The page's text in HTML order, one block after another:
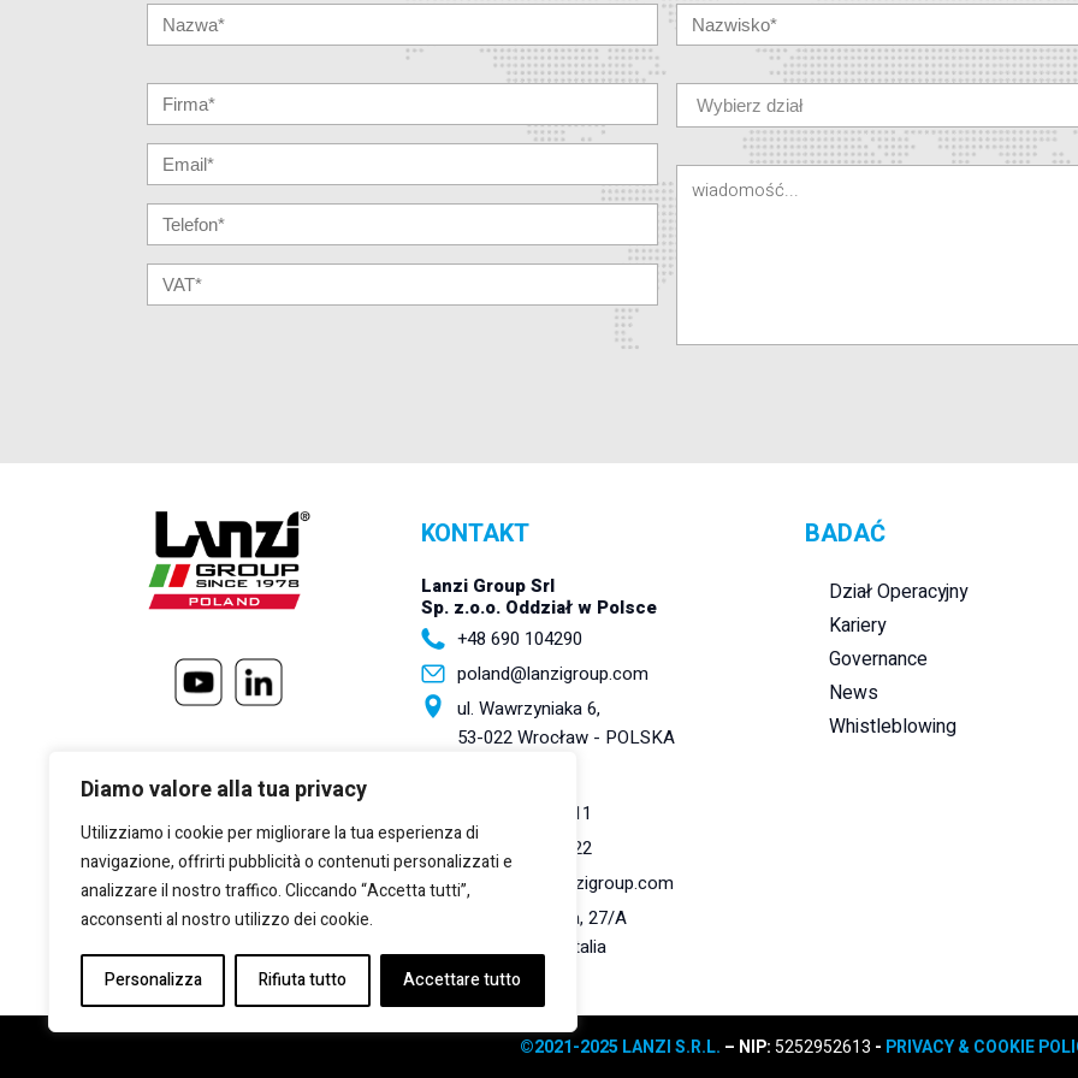
Diamo valore alla tua privacy
Utilizziamo i cookie per migliorare la tua esperienza di
navigazione, offrirti pubblicità o contenuti personalizzati e
analizzare il nostro traffico. Cliccando “Accetta tutti”,
acconsenti al nostro utilizzo dei cookie.
Personalizza Rifiuta tutto Accettare tutto
KONTAKT
Lanzi Group Srl
Sp. z.o.o. Oddział w Polsce
+48 690 104290
poland@lanzigroup.com
ul. Wawrzyniaka 6,
53-022 Wrocław - POLSKA
+39 011 2284011
+39 011 2284022
marketing@lanzigroup.com
Via Giulio Natta, 27/A
Torino, 10148 Italia
BADAĆ
Dział Operacyjny
Kariery
Governance
News
Whistleblowing
©2021-2025 LANZI S.R.L. – NIP:5252952613 - PRIVACY & COOKIE